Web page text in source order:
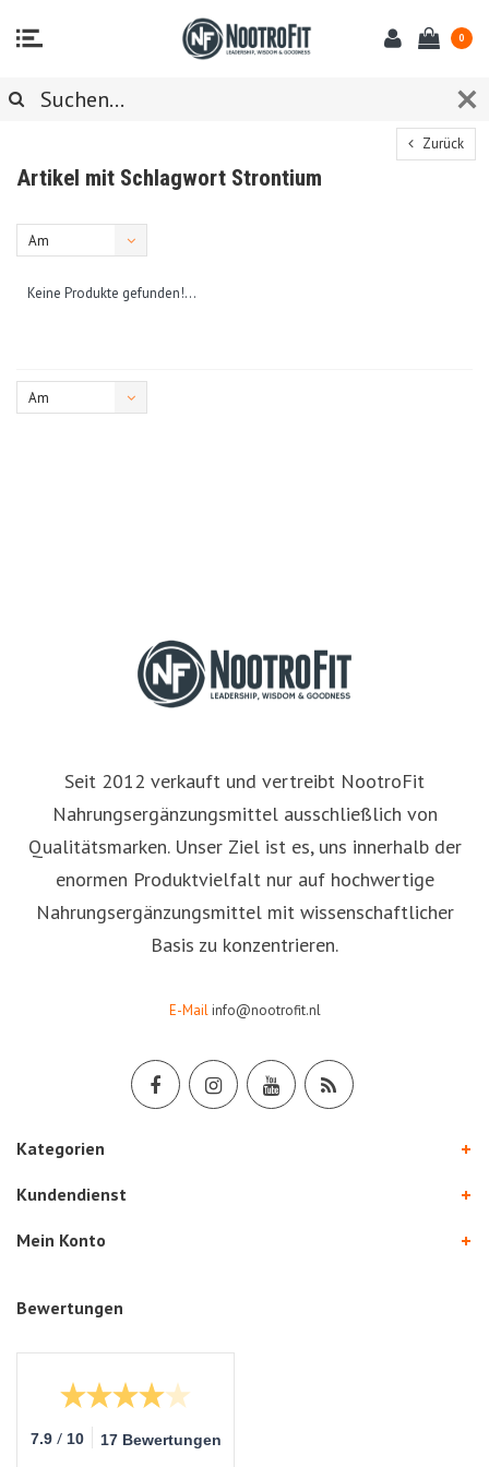
0
Zurück
Artikel mit Schlagwort Strontium
Am
Keine Produkte gefunden!...
Am
Seit 2012 verkauft und vertreibt NootroFit
Nahrungsergänzungsmittel ausschließlich von
Qualitätsmarken. Unser Ziel ist es, uns innerhalb der
enormen Produktvielfalt nur auf hochwertige
Nahrungsergänzungsmittel mit wissenschaftlicher
Basis zu konzentrieren.
E-Mail info@nootrofit.nl
Kategorien
Kundendienst
Mein Konto
Bewertungen
7.9 / 10 17 Bewertungen